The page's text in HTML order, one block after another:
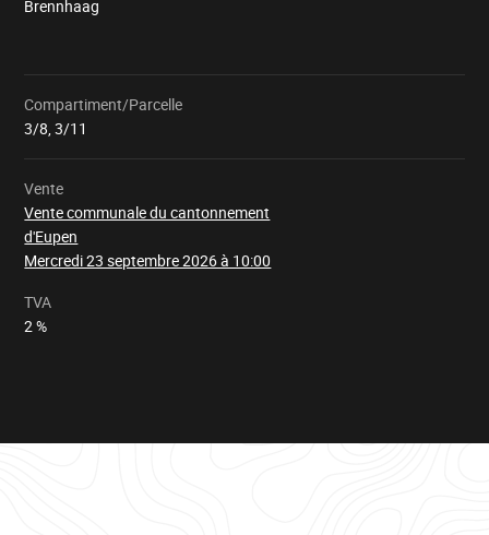
Brennhaag
Compartiment/Parcelle
3/8, 3/11
Vente
Vente communale du cantonnement
d'Eupen
Mercredi 23 septembre 2026 à 10:00
Chargement
TVA
2 %